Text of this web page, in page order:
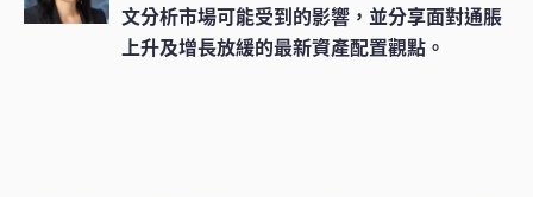
文分析市場可能受到的影響，並分享面對通脹
上升及增長放緩的最新資產配置觀點。